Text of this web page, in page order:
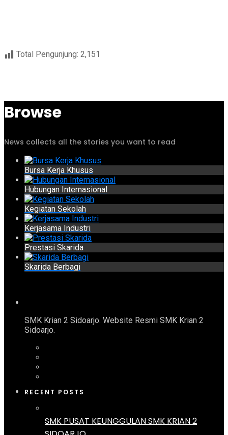
Total Pengunjung: 2,151
Browse
News collects all the stories you want to read
Bursa Kerja Khusus
Hubungan Internasional
Kegiatan Sekolah
Kerjasama Industri
Prestasi Skarida
Skarida Berbagi
SMK Krian 2 Sidoarjo. Website Resmi SMK Krian 2
Sidoarjo.
RECENT POSTS
SMK PUSAT KEUNGGULAN SMK KRIAN 2